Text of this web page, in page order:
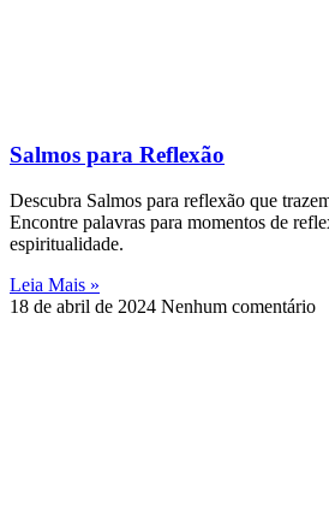
Salmos para Reflexão
Descubra Salmos para reflexão que
Encontre palavras para momentos de
espiritualidade.
Leia Mais »
18 de abril de 2024 Nenhum comentário